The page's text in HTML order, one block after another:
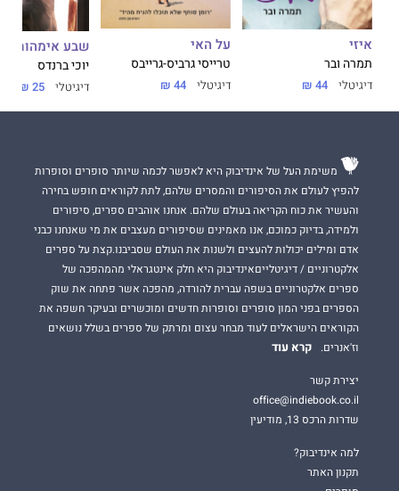
איזי
תמרה ובר
דיגיטלי 44 ₪
על האי
טרייסי גרביס-גרייבס
דיגיטלי 44 ₪
שבע אימהות
יוכי ברנדס
דיגיטלי 25 ₪
משימת העל של אינדיבוק היא לאפשר לכמה שיותר סופרים וסופרות
להפיץ לעולם את הסיפורים והמסרים שלהם, לתת לקוראים חופש בחירה
והעשיר את כוח הקריאה בעולם שלהם. אנחנו אוהבים ספרים, סיפורים
ולמידה, בדיוק כמוכם, אנו מאמינים שסיפורים מעצבים את מי שאנחנו כבני
אדם ומילים יכולות להעצים ולשנות את העולם שסביבנו.קצת על ספרים
אלקטרוניים / דיגיטלייםאינדיבוק היא חלק אינטגראלי מהמהפכה של
ספרים אלקטרוניים בשפה עברית להורדה, מהפכה אשר פתחה את שוק
הספרים בפני המון סופרים וסופרות חדשים ומוכשרים ובעיקר חשפה את
הקוראים הישראלים לעוד מבחר עצום ומרתק של ספרים בשלל נושאים
וז'אנרים.
קרא עוד
יצירת קשר
office@indiebook.co.il
שדרות הרכס 13, מודיעין
למה אינדיבוק?
תקנון האתר